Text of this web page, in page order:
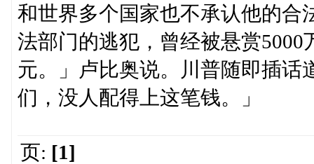
和世界多个国家也不承认他的合
法部门的逃犯，曾经被悬赏
元。」卢比奥说。川普随即插话
们，没人配得上这笔钱。」
页: [1]